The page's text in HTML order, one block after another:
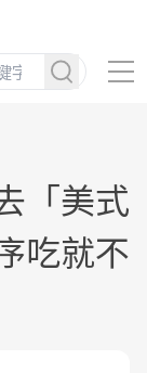
「美式
吃就不